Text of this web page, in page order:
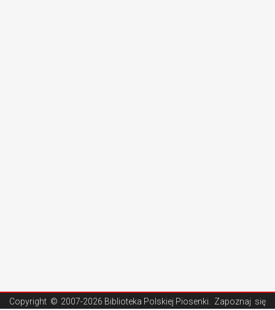
Copyright © 2007-2026 Biblioteka Polskiej Piosenki . Zapoznaj się